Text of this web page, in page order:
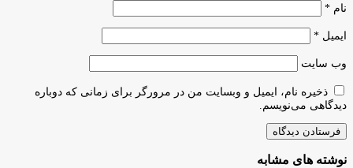
نام *
ایمیل *
وب‌ سایت
ذخیره نام، ایمیل و وبسایت من در مرورگر برای زمانی که دوباره
دیدگاهی می‌نویسم.
نوشته های مشابه